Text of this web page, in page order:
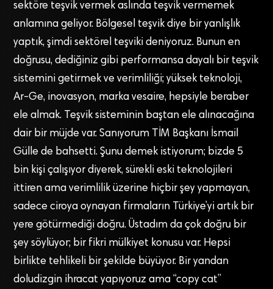
sektöre teşvik vermek aslında teşvik vermemek
anlamına geliyor. Bölgesel teşvik diye bir yanlışlık
yaptık, şimdi sektörel teşviki deniyoruz. Bunun en
doğrusu, dediğiniz gibi performansa dayalı bir teşvik
sistemini getirmek ve verimliliği; yüksek teknoloji,
Ar-Ge, inovasyon, marka vesaire, hepsiyle beraber
ele almak. Teşvik sisteminin baştan ele alınacağına
dair bir müjde var. Sanıyorum TİM Başkanı İsmail
Gülle de bahsetti. Şunu demek istiyorum; bizde 5
bin kişi çalışıyor diyerek, sürekli eski teknolojileri
ittiren ama verimlilik üzerine hiçbir şey yapmayan,
sadece ciroya oynayan firmaların Türkiye’yi artık bir
yere götürmediği doğru. Üstadım da çok doğru bir
şey söylüyor; bir fikri mülkiyet konusu var. Hepsi
birlikte tehlikeli bir şekilde büyüyor. Bir yandan
doludizgin ihracat yapıyoruz ama “copy cat”